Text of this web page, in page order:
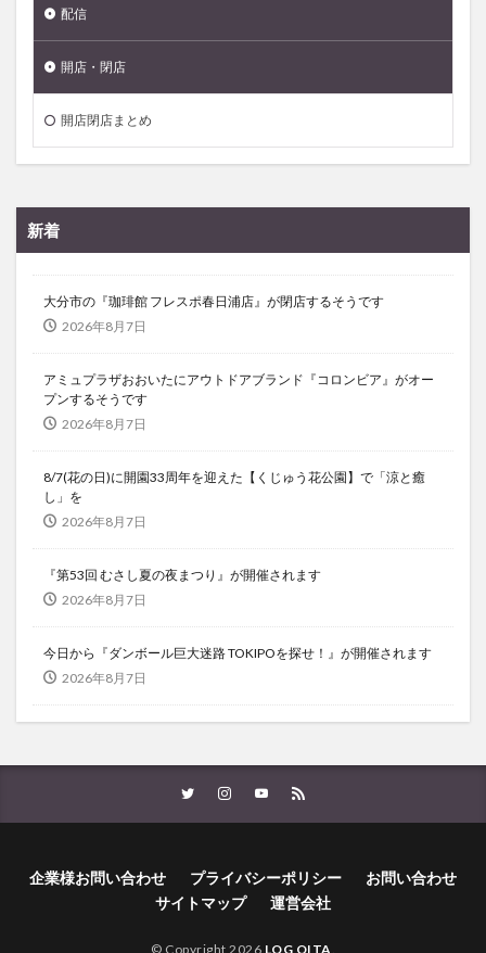
配信
開店・閉店
開店閉店まとめ
新着
大分市の『珈琲館 フレスポ春日浦店』が閉店するそうです
2026年8月7日
アミュプラザおおいたにアウトドアブランド『コロンビア』がオー
プンするそうです
2026年8月7日
8/7(花の日)に開園33周年を迎えた【くじゅう花公園】で「涼と癒
し」を
2026年8月7日
『第53回 むさし夏の夜まつり』が開催されます
2026年8月7日
今日から『ダンボール巨大迷路 TOKIPOを探せ！』が開催されます
2026年8月7日
企業様お問い合わせ プライバシーポリシー
お問い合わせ
サイトマップ
運営会社
© Copyright 2026 LOG OITA